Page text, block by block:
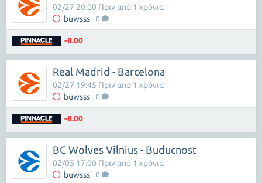
buwsss 0
02/27 20:00 Πριν από 1 χρόνια
-8.00
Real Madrid - Barcelona
buwsss 0
02/27 19:45 Πριν από 1 χρόνια
-8.00
BC Wolves Vilnius - Buducnost
buwsss 0
02/05 17:00 Πριν από 1 χρόνια